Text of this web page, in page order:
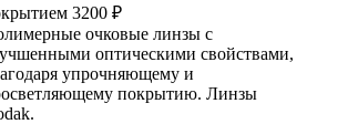
3200 ₽
очковые линзы с
оптическими свойствами,
упрочняющему и
покрытию. Линзы